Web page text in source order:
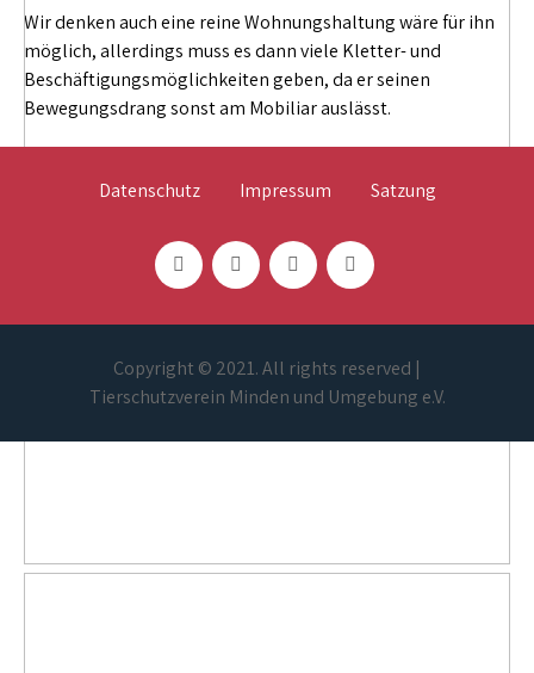
Wir denken auch eine reine Wohnungshaltung wäre für ihn
möglich, allerdings muss es dann viele Kletter- und
Beschäftigungsmöglichkeiten geben, da er seinen
Bewegungsdrang sonst am Mobiliar auslässt.
Datenschutz Impressum Satzung
Copyright © 2021. All rights reserved |
Tierschutzverein Minden und Umgebung e.V.